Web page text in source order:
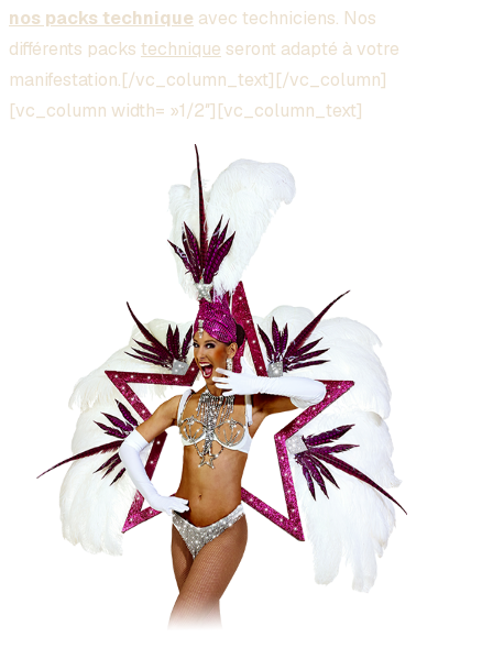
nos packs technique avec techniciens. Nos
différents packs technique seront adapté à votre
manifestation.[/vc_column_text][/vc_column]
[vc_column width= »1/2″][vc_column_text]